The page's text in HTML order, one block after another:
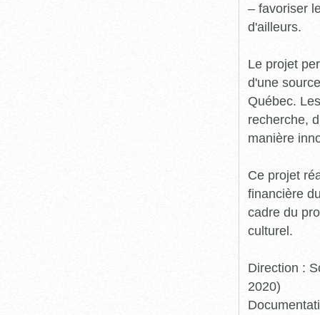
– favoriser
d'ailleurs.
Le projet
d'une
Québec.
recherche,
manière
Ce projet
financière
cadre du
culturel.
Direction :
2020)